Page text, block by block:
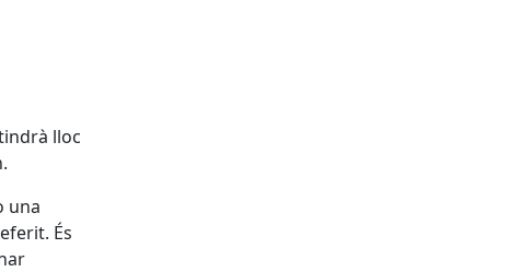
lloc
una
És